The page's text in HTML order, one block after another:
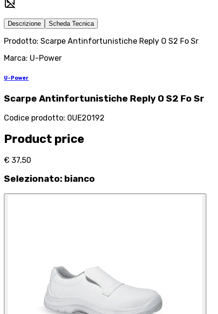
Descrizione Scheda Tecnica
Prodotto: Scarpe Antinfortunistiche Reply O S2 Fo Sr
Marca: U-Power
U-Power
Scarpe Antinfortunistiche Reply O S2 Fo Sr
Codice prodotto: 0UE20192
Product price
€ 37,50
Selezionato: bianco